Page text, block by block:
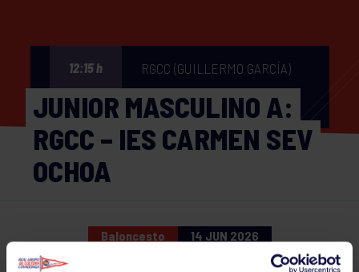
12:15 h RGCC (GUILLERMO GARCÍA)
JUNIOR MASCULINO A:
RGCC – IES CARMEN SEV
OCHOA
Baloncesto 14 JUN 2026